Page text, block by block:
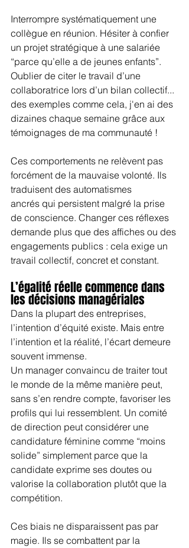
Interrompre systématiquement une
collègue en réunion. Hésiter à confier
un projet stratégique à une salariée
“parce qu’elle a de jeunes enfants”.
Oublier de citer le travail d’une
collaboratrice lors d’un bilan collectif...
des exemples comme cela, j'en ai des
dizaines chaque semaine grâce aux
témoignages de ma communauté !
Ces comportements ne relèvent pas
forcément de la mauvaise volonté. Ils
traduisent des automatismes
ancrés qui persistent malgré la prise
de conscience. Changer ces réflexes
demande plus que des affiches ou des
engagements publics : cela exige un
travail collectif, concret et constant.
L’égalité réelle commence dans
les décisions managériales
Dans la plupart des entreprises,
l’intention d’équité existe. Mais entre
l’intention et la réalité, l’écart demeure
souvent immense.
Un manager convaincu de traiter tout
le monde de la même manière peut,
sans s’en rendre compte, favoriser les
profils qui lui ressemblent. Un comité
de direction peut considérer une
candidature féminine comme “moins
solide” simplement parce que la
candidate exprime ses doutes ou
valorise la collaboration plutôt que la
compétition.
Ces biais ne disparaissent pas par
magie. Ils se combattent par la